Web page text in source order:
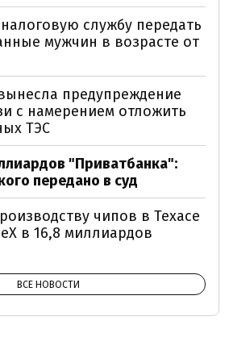
службу передать
мужчин в возрасте от
предупреждение
с намерением отложить
ТЭС
"Приватбанка":
передано в суд
чипов в Техасе
в 16,8 миллиардов
ВСЕ НОВОСТИ